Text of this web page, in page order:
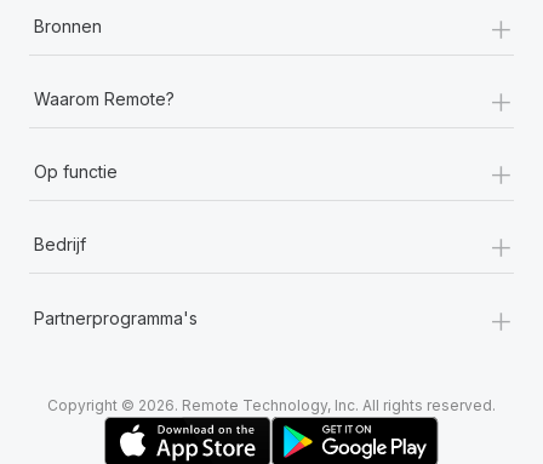
Bronnen +
Waarom Remote? +
Op functie +
Bedrijf +
Partnerprogramma's +
Copyright © 2026. Remote Technology, Inc. All rights reserved.